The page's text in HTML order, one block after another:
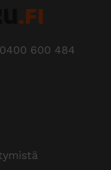
0400 600 484